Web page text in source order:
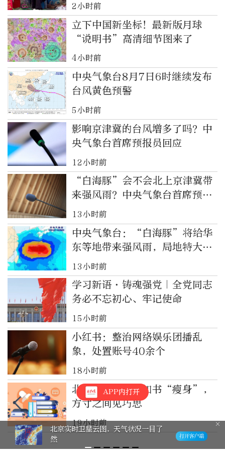
2小时前
立下中国新坐标！最新版月球
“说明书”高清细节图来了
4小时前
中央气象台8月7日6时继续发布
台风黄色预警
5小时前
影响京津冀的台风增多了吗？中
央气象台首席预报员回应
12小时前
“白海豚”会不会北上京津冀带
来强风雨？中央气象台首席预报
员分析
13小时前
中央气象台：“白海豚”将给华
东等地带来强风雨，局地特大暴
雨
13小时前
学习新语·铸魂强党｜全党同志
务必不忘初心、牢记使命
15小时前
小红书：整治网络娱乐团播乱
象，处置账号40余个
18小时前
北京高校录取通知书“瘦身”，
方寸之间见巧思
19小时前
APP内打开
北京实时卫星云图，天气状况一目了
然